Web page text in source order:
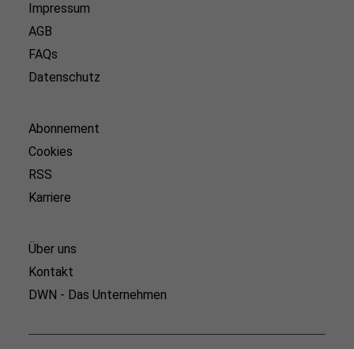
Impressum
AGB
FAQs
Datenschutz
Abonnement
Cookies
RSS
Karriere
Über uns
Kontakt
DWN - Das Unternehmen